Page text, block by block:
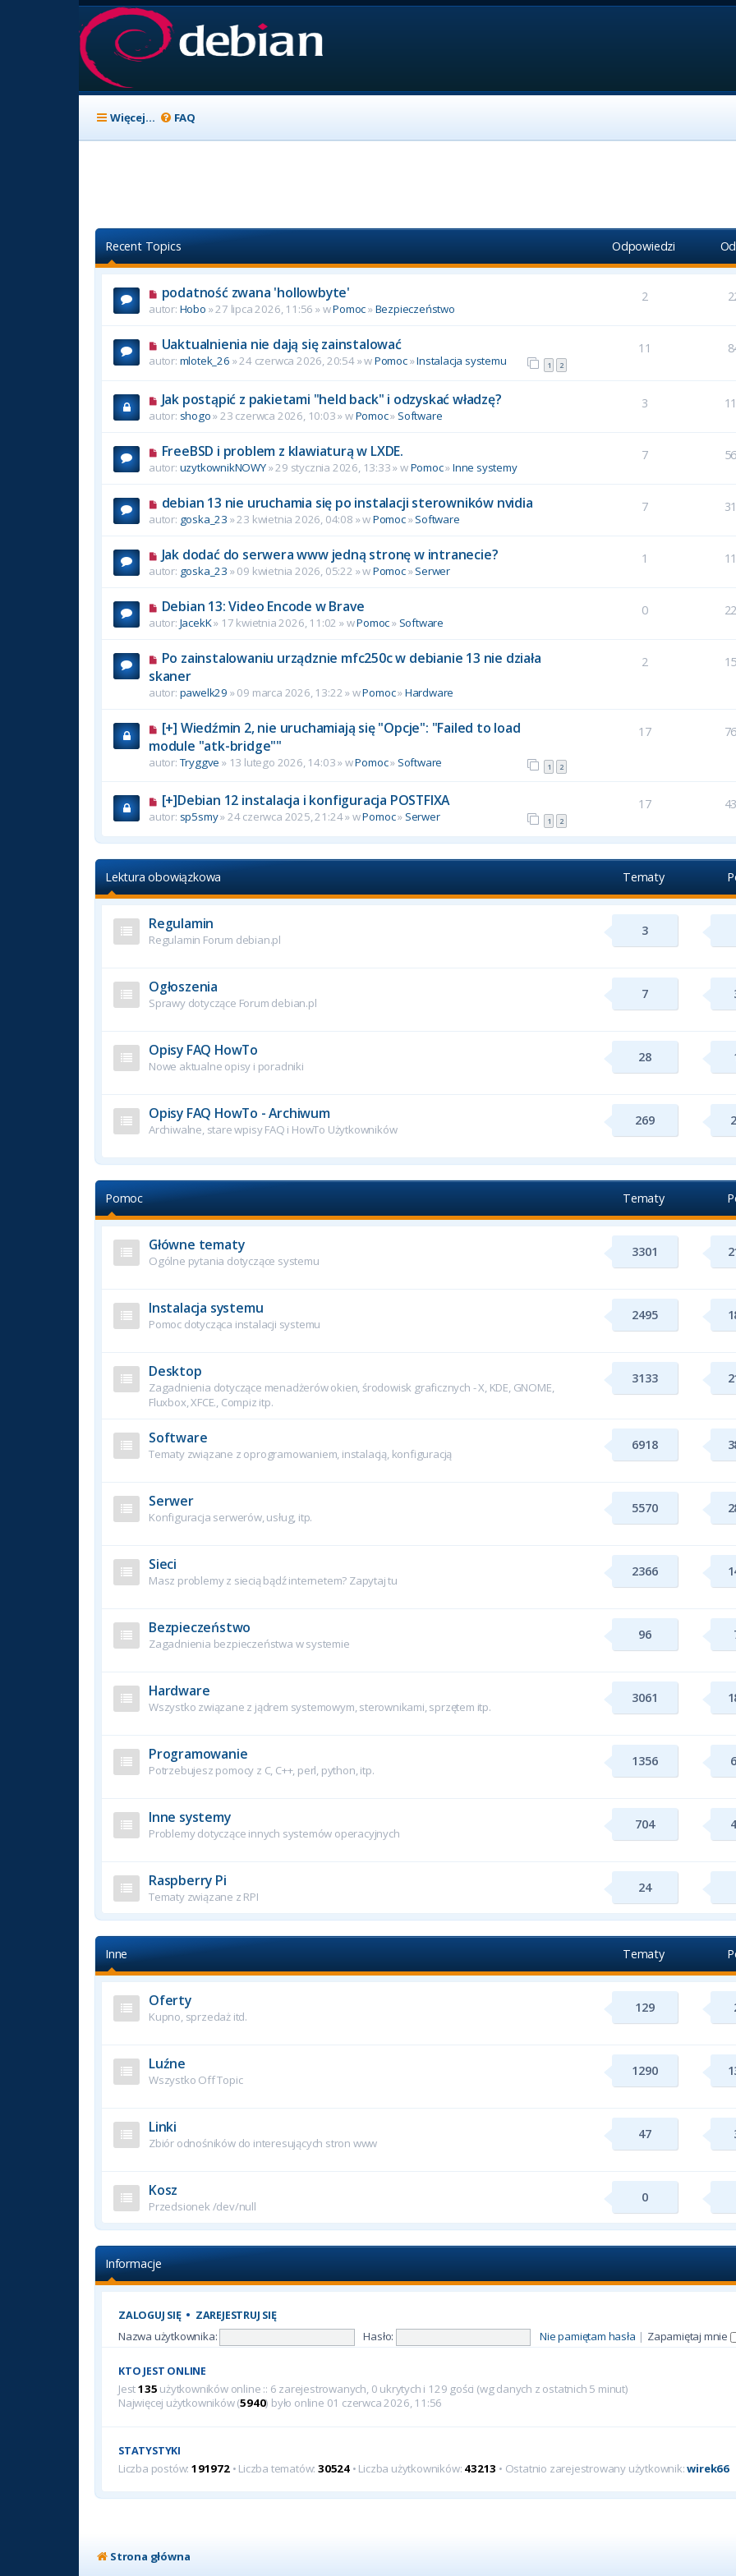
Więcej… FAQ
Recent Topics Odpowiedzi
podatność zwana 'hollowbyte'
autor: Hobo » 27 lipca 2026, 11:56 » wPomoc»Bezpieczeństwo
2
Uaktualnienia nie dają się zainstalować
1 2
autor: mlotek_26 » 24 czerwca 2026, 20:54 » wPomoc»Instalacja systemu
11
Jak postąpić z pakietami "held back" i odzyskać władzę?
autor: shogo» 23 czerwca 2026, 10:03 » wPomoc» Software
3
FreeBSD i problem z klawiaturą w LXDE.
autor: uzytkownikNOWY» 29 stycznia 2026, 13:33 » wPomoc»Inne systemy
7
debian 13 nie uruchamia się po instalacji sterowników nvidia
autor: goska_23 » 23 kwietnia 2026, 04:08 » wPomoc»Software
7
Jak dodać do serwera www jedną stronę w intranecie?
autor: goska_23 » 09 kwietnia 2026, 05:22 » wPomoc»Serwer
1
Debian 13: Video Encode w Brave
autor: JacekK» 17 kwietnia 2026, 11:02 » wPomoc» Software
0
Po zainstalowaniu urządznie mfc250c w debianie 13 nie działa
skaner
autor: pawelk29 » 09 marca 2026, 13:22 » wPomoc»Hardware
2
[+] Wiedźmin 2, nie uruchamiają się "Opcje": "Failed to load
module "atk-bridge""
1 2
autor: Tryggve » 13 lutego 2026, 14:03 » wPomoc» Software
17
[+]Debian 12 instalacja i konfiguracja POSTFIXA
1 2
autor: sp5smy» 24 czerwca 2025, 21:24 » wPomoc» Serwer
17
Lektura obowiązkowa Tematy
Regulamin
Regulamin Forum debian.pl
3
Ogłoszenia
Sprawy dotyczące Forum debian.pl
7
Opisy FAQ HowTo
Nowe aktualne opisy i poradniki
28
Opisy FAQ HowTo - Archiwum
Archiwalne, stare wpisy FAQ i HowTo Użytkowników
269
Pomoc Tematy
Główne tematy
Ogólne pytania dotyczące systemu
3301
Instalacja systemu
Pomoc dotycząca instalacji systemu
2495
Desktop
Zagadnienia dotyczące menadżerów okien, środowisk graficznych - X, KDE, GNOME,
Fluxbox, XFCE., Compiz itp.
3133
Software
Tematy związane z oprogramowaniem, instalacją, konfiguracją
6918
Serwer
Konfiguracja serwerów, usług, itp.
5570
Sieci
Masz problemy z siecią bądź internetem? Zapytaj tu
2366
Bezpieczeństwo
Zagadnienia bezpieczeństwa w systemie
96
Hardware
Wszystko związane z jądrem systemowym, sterownikami, sprzętem itp.
3061
Programowanie
Potrzebujesz pomocy z C, C++, perl, python, itp.
1356
Inne systemy
Problemy dotyczące innych systemów operacyjnych
704
Raspberry Pi
Tematy związane z RPI
24
Inne Tematy
Oferty
Kupno, sprzedaż itd.
129
Luźne
Wszystko Off Topic
1290
Linki
Zbiór odnośników do interesujących stron www
47
Kosz
Przedsionek /dev/null
0
Informacje
ZALOGUJ SIĘ• ZAREJESTRUJ SIĘ
Nazwa użytkownika: Hasło: Nie pamiętam hasła | Zapamiętaj mnie
KTO JEST ONLINE
Jest135 użytkowników online :: 6 zarejestrowanych, 0 ukrytych i 129 gości (wg danych z ostatnich 5 minut)
Najwięcej użytkowników (5940) było online 01 czerwca 2026, 11:56
STATYSTYKI
Liczba postów: 191972• Liczba tematów:30524 • Liczba użytkowników: 43213 • Ostatnio zarejestrowany użytkownik:wirek66
Strona główna